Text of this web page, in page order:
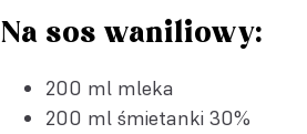
Na sos waniliowy:
200 ml mleka
200 ml śmietanki 30%